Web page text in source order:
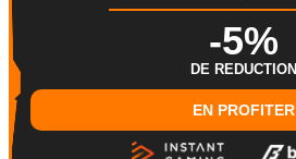
-5%
DE REDUCTION
EN PROFITER